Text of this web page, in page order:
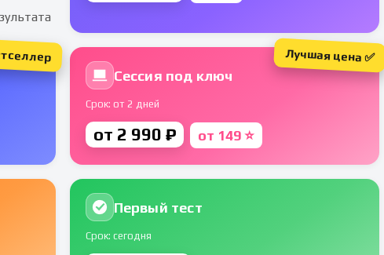
Сессия под ключ
Срок: от 2 дней
от 2 990 ₽ от 149 ⭐
Лучшая цена ✅
Первый тест
Срок: сегодня